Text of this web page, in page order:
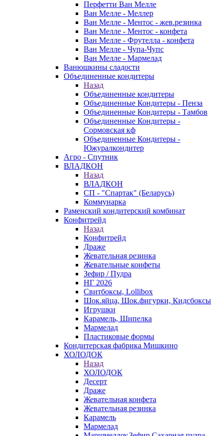
Перфетти Ван Мелле
Ван Мелле - Меллер
Ван Мелле - Ментос - жев.резинка
Ван Мелле - Ментос - конфета
Ван Мелле - Фрутелла - конфета
Ван Мелле - Чупа-Чупс
Ван Мелле - Мармелад
Ванюшкины сладости
Объединенные кондитеры
Назад
Объединенные кондитеры
Объединенные Кондитеры - Пенза
Объединенные Кондитеры - Тамбов
Объединенные Кондитеры -
Сормовская кф
Объединенные Кондитеры -
Южуралкондитер
Агро - Спутник
ВЛАДКОН
Назад
ВЛАДКОН
СП - "Спартак" (Беларусь)
Коммунарка
Раменский кондитерский комбинат
Конфитрейд
Назад
Конфитрейд
Драже
Жевательная резинка
Жевательные конфеты
Зефир / Пудра
НГ 2026
Свитбоксы, Lollibox
Шок.яйца, Шок.фигурки, Кидсбоксы
Игрушки
Карамель, Шипелка
Мармелад
Пластиковые формы
Кондитерская фабрика Мишкино
ХОЛОДОК
Назад
ХОЛОДОК
Десерт
Драже
Жевательная конфета
Жевательная резинка
Карамель
Мармелад